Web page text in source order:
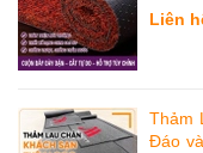
Liên
Thảm
Đáo